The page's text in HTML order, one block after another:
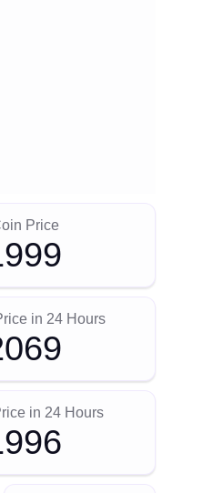
Price
in 24 Hours
in 24 Hours